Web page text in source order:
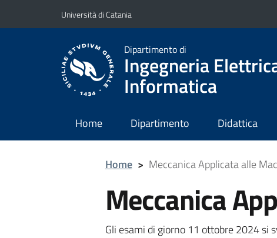
Vai al contenuto principale
Vai al menu di navigazione
Università di Catania
Dipartimento di
Ingegneria
Informatica
Home Dipartimento Didattica
Home > Meccanica Applicata alle
Meccanica
Gli esami di giorno 11 ottobre 2024 si